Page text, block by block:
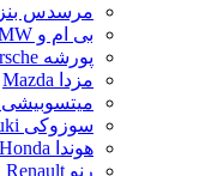
مرسدس بنز Benz
بی ام و BMW
پورشه porsche
مزدا Mazda
میتسوبیشی Mitsubishi
سوزوکی Suzuki
هوندا Honda
رنو Renault